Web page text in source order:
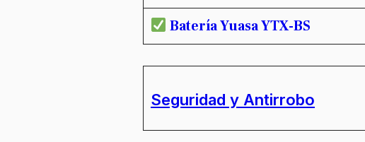
Batería Yuasa YTX-BS
Seguridad y Antirrobo